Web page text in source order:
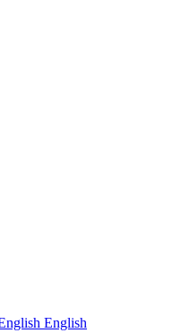
English